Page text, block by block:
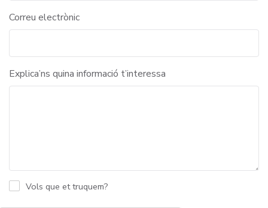
Correu electrònic
Explica’ns quina informació t’interessa
Vols que et truquem?